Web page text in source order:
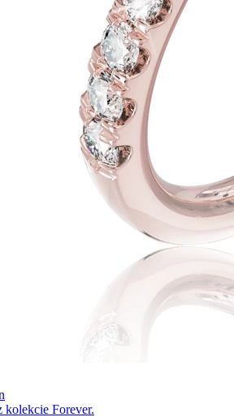
kolekcie Forever.